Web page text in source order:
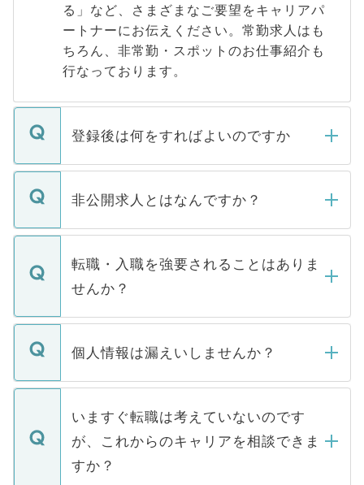
る」など、さまざまなご要望をキャリアパ
ートナーにお伝えください。常勤求人はも
ちろん、非常勤・スポットのお仕事紹介も
行なっております。
登録後は何をすればよいのですか
ご登録いただきましたら、弊社担当者がご
登録内容を確認し、その後メールもしくは
ます。通常、5営業日以内にはご連絡をせて
いただきますので、しばらくお待ちくださ
非公開求人とはなんですか？
マイナビDOCTORで取り扱っている求人の
うち約3割は、Webサイトからご覧いただ
けない「非公開求人」です。非公開求人は
下記の理由によって、一般には公開してい
ません。
■応募殺到を避けるため 人気のある医療機
関を公にしてしまうと、応募が殺到する場
に、医療機関が求める条件に合った人材の
みを人材紹介会社に依頼するケースが増え
ています。
転職・入職を強要されることはありま
せんか？
転職・入職を強要することは一切ありませ
ん。また、仮に応募先から内定をいただい
定を承諾する必要はありません。内定先へ
の辞退の連絡はキャリアパートナーが行い
個人情報は漏えいしませんか？
個人情報が漏えいすることはありませんの
で、ご安心ください。当サイトからの登録
などで収集したご登録者様の個人情報は、
ご本人のキャリアアップおよび転職活動の
支援を目的に使用いたします。お預かりし
いますぐ転職は考えていないのです
が、これからのキャリアを相談できま
すか？